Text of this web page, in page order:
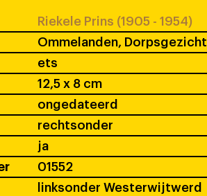
Riekele Prins (1905 - 1954)
Ommelanden, Dorpsgezicht
ets
12,5 x 8 cm
ongedateerd
rechtsonder
ja
01552
linksonder Westerwijtwerd